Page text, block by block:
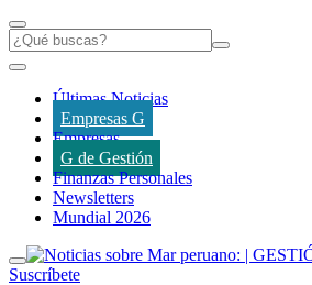
Últimas Noticias
Empresas G
Empresas
G de Gestión
Finanzas Personales
Newsletters
Mundial 2026
Suscríbete